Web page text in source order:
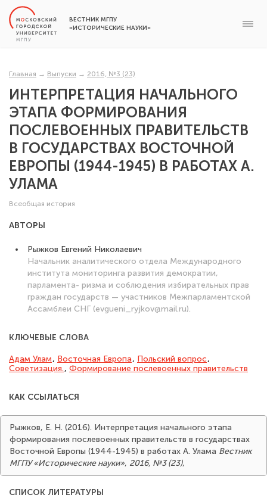
ВЕСТНИК МГПУ
«ИСТОРИЧЕСКИЕ НАУКИ»
Главная → Выпуски → 2016, №3 (23)
ИНТЕРПРЕТАЦИЯ НАЧАЛЬНОГО
ЭТАПА ФОРМИРОВАНИЯ
ПОСЛЕВОЕННЫХ ПРАВИТЕЛЬСТВ
В ГОСУДАРСТВАХ ВОСТОЧНОЙ
ЕВРОПЫ (1944-1945) В РАБОТАХ А.
УЛАМА
Всеобщая история
АВТОРЫ
Рыжков Евгений Николаевич
Начальник аналитического отдела Международного
института мониторинга развития демократии,
парламента- ризма и соблюдения избирательных прав
граждан государств — участников Межпарламентской
Ассамблеи СНГ (evgueni_ryjkov@mail.ru).
КЛЮЧЕВЫЕ СЛОВА
Адам Улам, Восточная Европа, Польский вопрос,
Советизация., Формирование послевоенных правительств
КАК ССЫЛАТЬСЯ
Рыжков, Е. Н. (2016). Интерпретация начального этапа
формирования послевоенных правительств в государствах
Восточной Европы (1944-1945) в работах А. Улама Вестник
МГПУ «Исторические науки», 2016, №3 (23),
СПИСОК ЛИТЕРАТУРЫ